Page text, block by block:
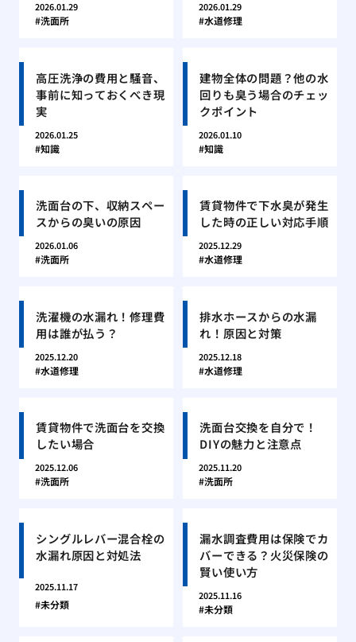
2026.01.29
洗面所
2026.01.29
水道修理
高圧洗浄の費用と騒音、
事前に知っておくべき現
実
2026.01.25
知識
建物全体の問題？他の水
回りも臭う場合のチェッ
クポイント
2026.01.10
知識
洗面台の下、収納スペー
スからの臭いの原因
2026.01.06
洗面所
賃貸物件で下水臭が発生
した時の正しい対応手順
2025.12.29
水道修理
洗濯機の水漏れ！修理費
用は誰が払う？
2025.12.20
水道修理
排水ホースからの水漏
れ！原因と対策
2025.12.18
水道修理
賃貸物件で洗面台を交換
したい場合
2025.12.06
洗面所
洗面台交換を自分で！
DIYの魅力と注意点
2025.11.20
洗面所
シングルレバー混合栓の
水漏れ原因と対処法
2025.11.17
未分類
漏水調査費用は保険でカ
バーできる？火災保険の
賢い使い方
2025.11.16
未分類